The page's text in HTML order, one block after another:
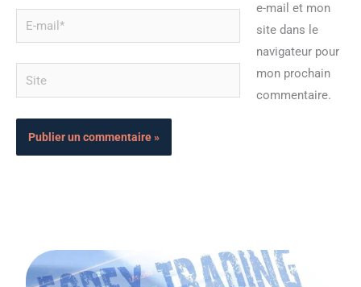
mail*
Site
e-mail et mon
site dans le
navigateur pour
mon prochain
commentaire.